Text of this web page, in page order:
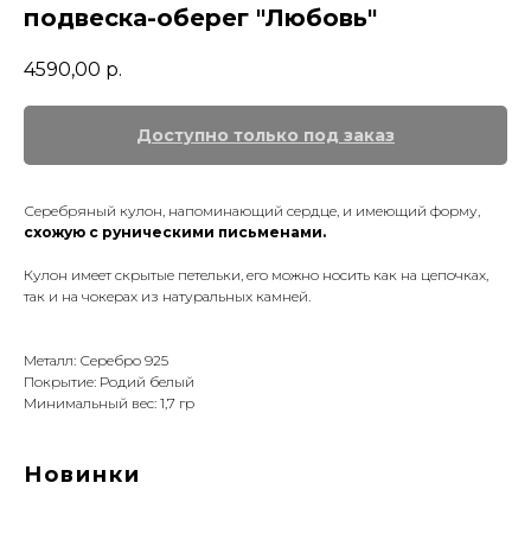
подвеска-оберег "Любовь"
4590,00 р.
Серебряный кулон, напоминающий сердце, и имеющий форму,
схожую с руническими письменами.
Кулон имеет скрытые петельки, его можно носить как на цепочках,
так и на чокерах из натуральных камней.
Металл: Серебро 925
Покрытие: Родий белый
Минимальный вес: 1,7 гр
Новинки